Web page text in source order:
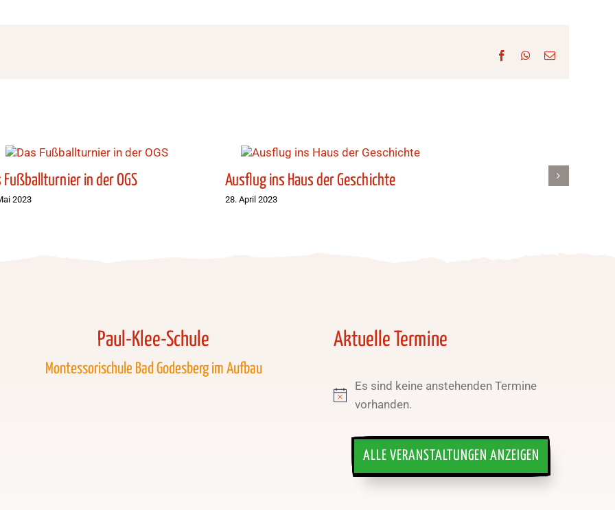
FacebookWhatsApp
E-
Fußballturnier in der OGS
2023
Ausflug ins Haus der Geschichte
28. April 2023
Paul-Klee-Schule
Montessorischule Bad Godesberg im Aufbau
Aktuelle Termine
Hinweis
Es sind keine anstehenden Termine
vorhanden.
ALLE VERANSTALTUNGEN ANZEIGEN